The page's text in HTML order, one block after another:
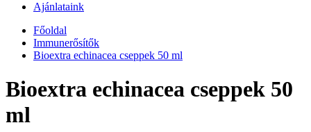
Ajánlataink
Főoldal
Immunerősítők
Bioextra echinacea cseppek 50 ml
Bioextra echinacea cseppek 50
ml